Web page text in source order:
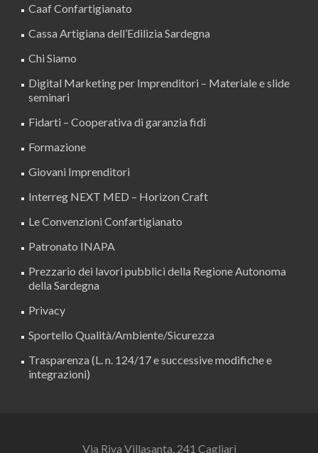
Caaf Confartigianato
Cassa Artigiana dell’Edilizia Sardegna
Chi Siamo
Digital Marketing per Imprenditori – Materiale e slide
seminari
Fidarti – Cooperativa di garanzia fidi
Formazione
Giovani Imprenditori
Interreg NEXT MED – Horizon Craft
Le Convenzioni Confartigianato
Patronato INAPA
Prezzario dei lavori pubblici della Regione Autonoma
della Sardegna
Privacy
Sportello Qualità/Ambiente/Sicurezza
Trasparenza (L. n. 124/17 e successive modifiche e
integrazioni)
Via Riva Villasanta, 241 Cagliari